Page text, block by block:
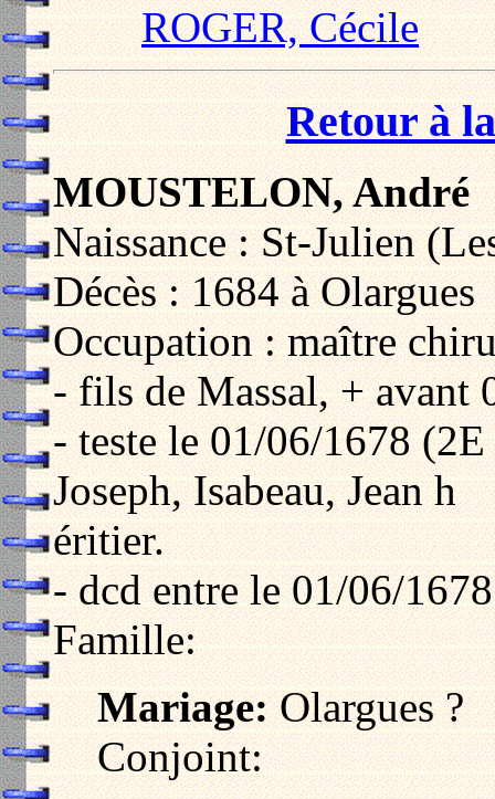
ROGER, Cécile
Retour à
MOUSTELON, André
Naissance : St-Julien
Décès : 1684 à Olargues
Occupation : maître
- fils de Massal, + avant
- teste le 01/06/1678
Joseph, Isabeau, Jean h
éritier.
- dcd entre le 01/06/
Famille:
Mariage:Olargues ?
Conjoint: